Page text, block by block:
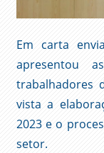
Em carta
apresentou
trabalhadores
vista a
2023 e o
setor.